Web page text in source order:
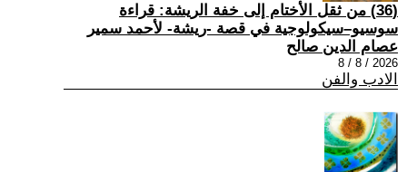
(36) من ثقل الأختام إلى خفة الريشة: قراءة
سوسيو–سيكولوجية في قصة -ريشة- لأحمد سمير
عصام الدين صالح
2026 / 8 / 8
الادب والفن